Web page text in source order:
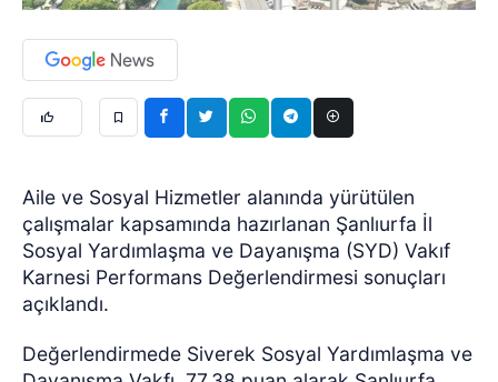
Aile ve Sosyal Hizmetler alanında yürütülen
çalışmalar kapsamında hazırlanan Şanlıurfa İl
Sosyal Yardımlaşma ve Dayanışma (SYD) Vakıf
Karnesi Performans Değerlendirmesi sonuçları
açıklandı.
Değerlendirmede Siverek Sosyal Yardımlaşma ve